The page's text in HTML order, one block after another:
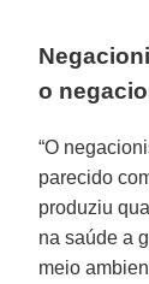
o
“O
parecido
produziu
na saúde a
meio